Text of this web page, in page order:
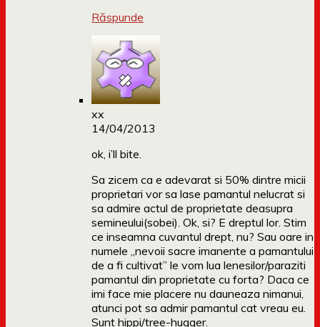
Răspunde
xx
14/04/2013
ok, i’ll bite.
Sa zicem ca e adevarat si 50% dintre micii
proprietari vor sa lase pamantul nelucrat si
sa admire actul de proprietate deasupra
semineului(sobei). Ok, si? E dreptul lor. Stim
ce inseamna cuvantul drept, nu? Sau oare in
numele „nevoii sacre imanente a pamantului
de a fi cultivat” le vom lua lenesilor/paraziti
pamantul din proprietate cu forta? Daca ce
imi face mie placere nu dauneaza nimanui,
atunci pot sa admir pamantul cat vreau eu.
Sunt hippi/tree-hugger.